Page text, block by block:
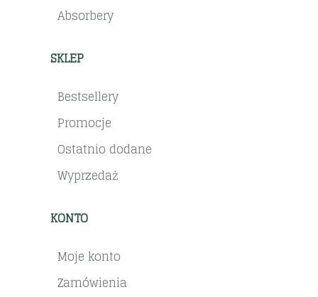
Absorbery
SKLEP
Bestsellery
Promocje
Ostatnio dodane
Wyprzedaż
KONTO
Moje konto
Zamówienia